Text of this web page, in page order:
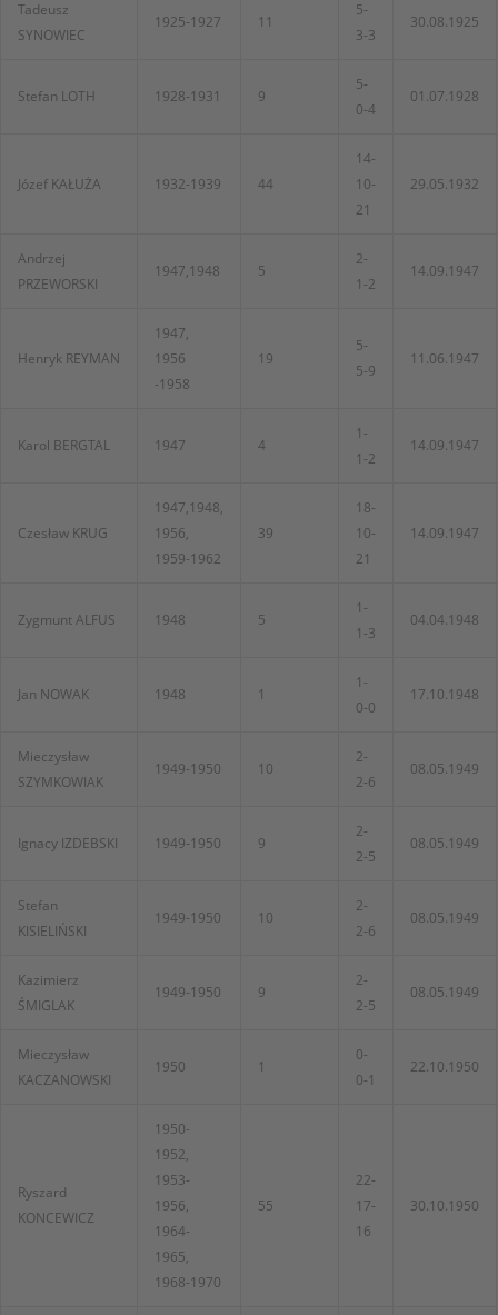
Tadeusz
SYNOWIEC
1925-1927 11
5-
3-3
30.08.1925
Stefan LOTH 1928-1931 9
5-
0-4
01.07.1928
Józef KAŁUŻA 1932-1939 44
14-
10-
21
29.05.1932
Andrzej
PRZEWORSKI
1947,1948 5
2-
1-2
14.09.1947
Henryk REYMAN
1947,
1956
-1958
19
5-
5-9
11.06.1947
Karol BERGTAL 1947 4
1-
1-2
14.09.1947
Czesław KRUG
1947,1948,
1956,
1959-1962
39
18-
10-
21
14.09.1947
Zygmunt ALFUS 1948 5
1-
1-3
04.04.1948
Jan NOWAK 1948 1
1-
0-0
17.10.1948
Mieczysław
SZYMKOWIAK
1949-1950 10
2-
2-6
08.05.1949
Ignacy IZDEBSKI 1949-1950 9
2-
2-5
08.05.1949
Stefan
KISIELIŃSKI
1949-1950 10
2-
2-6
08.05.1949
Kazimierz
ŚMIGLAK
1949-1950 9
2-
2-5
08.05.1949
Mieczysław
KACZANOWSKI
1950 1
0-
0-1
22.10.1950
Ryszard
KONCEWICZ
1950-
1952,
1953-
1956,
1964-
1965,
1968-1970
55
22-
17-
16
30.10.1950